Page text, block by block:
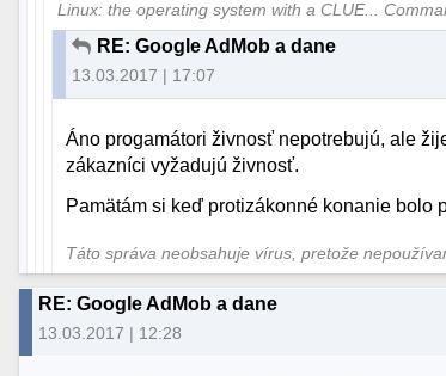
Linux: the operating system with a CLUE...
RE: Google AdMob a dane
13.03.2017 | 17:07
Áno progamátori živnosť nepotrebujú, ale
zákazníci vyžadujú živnosť.
Pamätám si keď protizákonné konanie bolo
Táto správa neobsahuje vírus, pretože
RE: Google AdMob a dane
13.03.2017 | 12:28